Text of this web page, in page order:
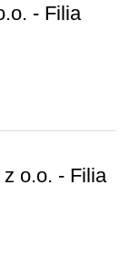
- Filia
o.o. - Filia